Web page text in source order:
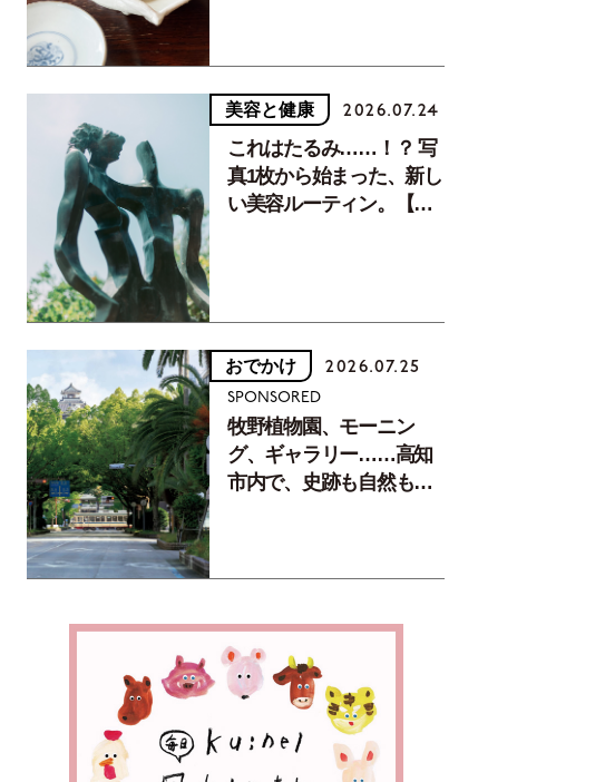
美容と健康 2026.07.24
これはたるみ……！？ 写
真1枚から始まった、新し
い美容ルーティン。【中
おでかけ 2026.07.25
SPONSORED
牧野植物園、モーニン
グ、ギャラリー……高知
市内で、史跡も自然もグ